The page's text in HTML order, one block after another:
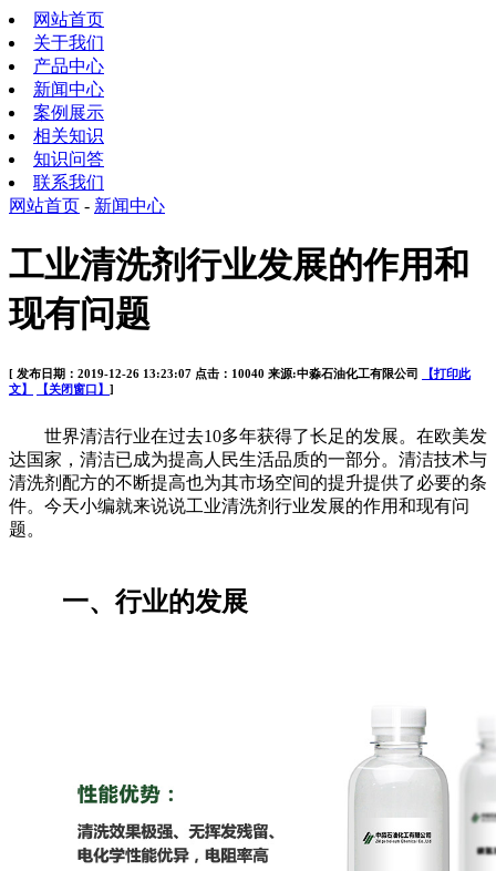
网站首页
关于我们
产品中心
新闻中心
案例展示
相关知识
知识问答
联系我们
网站首页 - 新闻中心
工业清洗剂行业发展的作用和
现有问题
[ 发布日期：2019-12-26 13:23:07 点击：10040 来源:中淼石油化工有限公司
【打印此
文】
【关闭窗口】 ]
世界清洁行业在过去10多年获得了长足的发展。在欧美发
达国家，清洁已成为提高人民生活品质的一部分。清洁技术与
清洗剂配方的不断提高也为其市场空间的提升提供了必要的条
件。今天小编就来说说工业清洗剂行业发展的作用和现有问
题。
一、行业的发展